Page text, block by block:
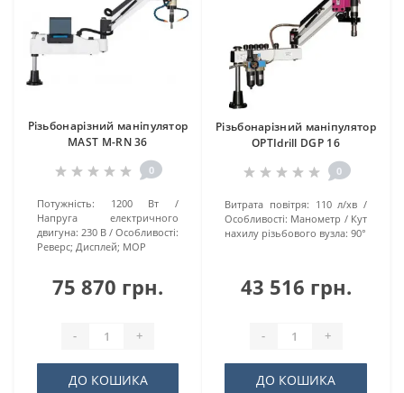
Різьбонарізний маніпулятор
MAST M-RN 36
0
Потужність:
1200 Вт
Напруга електричного
двигуна: 230 В
Особливості:
Реверс; Дисплей; МОР
75 870 грн.
- +
ДО КОШИКА
Різьбонарізний маніпулятор
OPTIdrill DGP 16
0
Витрата повітря: 110 л/хв
Особливості: Манометр
Кут
нахилу різьбового вузла: 90°
43 516 грн.
- +
ДО КОШИКА